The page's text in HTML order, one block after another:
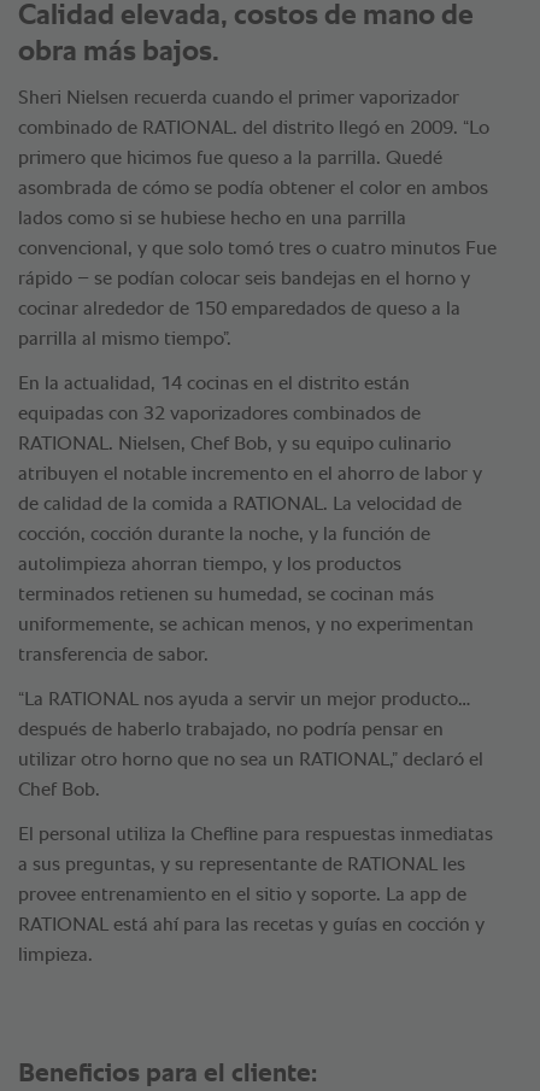
Calidad elevada, costos de mano de
obra más bajos.
Sheri Nielsen recuerda cuando el primer vaporizador
combinado de RATIONAL. del distrito llegó en 2009. “Lo
primero que hicimos fue queso a la parrilla. Quedé
asombrada de cómo se podía obtener el color en ambos
lados como si se hubiese hecho en una parrilla
convencional, y que solo tomó tres o cuatro minutos Fue
rápido – se podían colocar seis bandejas en el horno y
cocinar alrededor de 150 emparedados de queso a la
parrilla al mismo tiempo”.
En la actualidad, 14 cocinas en el distrito están
equipadas con 32 vaporizadores combinados de
RATIONAL. Nielsen, Chef Bob, y su equipo culinario
atribuyen el notable incremento en el ahorro de labor y
de calidad de la comida a RATIONAL. La velocidad de
cocción, cocción durante la noche, y la función de
autolimpieza ahorran tiempo, y los productos
terminados retienen su humedad, se cocinan más
uniformemente, se achican menos, y no experimentan
transferencia de sabor.
“La RATIONAL nos ayuda a servir un mejor producto…
después de haberlo trabajado, no podría pensar en
utilizar otro horno que no sea un RATIONAL,” declaró el
Chef Bob.
El personal utiliza la Chefline para respuestas inmediatas
a sus preguntas, y su representante de RATIONAL les
provee entrenamiento en el sitio y soporte. La app de
RATIONAL está ahí para las recetas y guías en cocción y
limpieza.
Beneficios para el cliente: